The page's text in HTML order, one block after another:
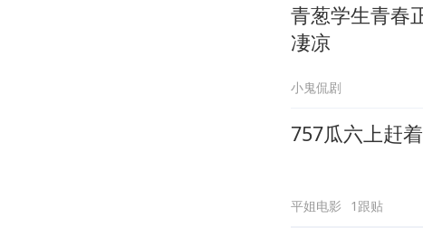
青葱学生青春
凄凉
小鬼侃剧
757瓜六上赶
平姐电影 1跟贴